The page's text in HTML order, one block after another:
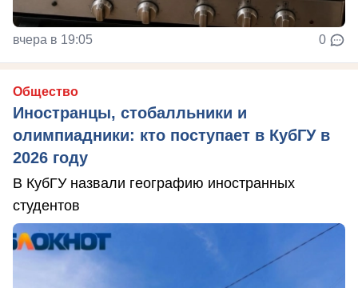
вчера в 19:05 0
Общество
Иностранцы, стобалльники и
олимпиадники: кто поступает в КубГУ в
2026 году
В КубГУ назвали географию иностранных
студентов